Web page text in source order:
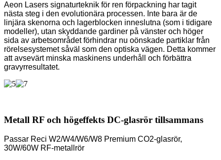
Aeon Lasers signaturteknik för ren förpackning har tagit
nästa steg i den evolutionära processen. Inte bara är de
linjära skenorna och lagerblocken inneslutna (som i tidigare
modeller), utan skyddande gardiner på vänster och höger
sida av arbetsområdet förhindrar nu oönskade partiklar från
rörelsesystemet såväl som den optiska vägen. Detta kommer
att avsevärt minska maskinens underhåll och förbättra
gravyrresultatet.
Metall RF och högeffekts DC-glasrör tillsammans
Passar Reci W2/W4/W6/W8 Premium CO2-glasrör,
30W/60W RF-metallrör